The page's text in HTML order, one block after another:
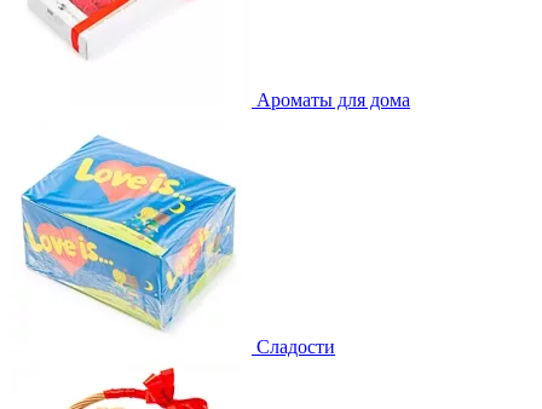
Ароматы для дома
Сладости